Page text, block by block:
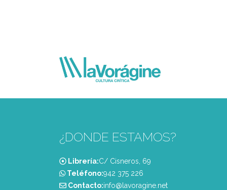
¿DONDE ESTAMOS?
Librería:C/ Cisneros, 69
Teléfono:‭942 375 226‬
Contacto:info@lavoragine.net